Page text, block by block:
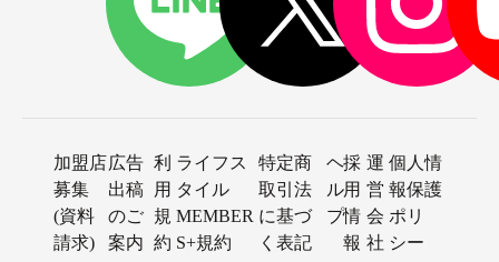
加盟店
募集
(資料
請求)
広告
出稿
のご
案内
利
用
規
約
ライフス
タイル
MEMBER
S+規約
特定商
取引法
に基づ
く表記
ヘ
ル
プ
採
用
情
報
運
営
会
社
個人情
報保護
ポリ
シー